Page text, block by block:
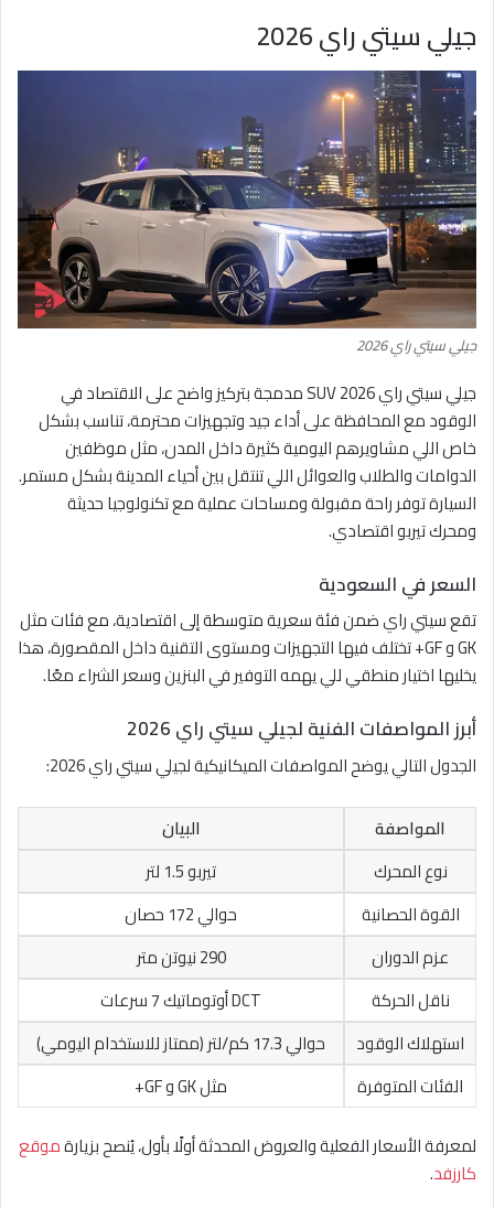
جيلي سيتي راي 2026
جيلي سيتي راي 2026
جيلي سيتي راي 2026 SUV مدمجة بتركيز واضح على الاقتصاد في
الوقود مع المحافظة على أداء جيد وتجهيزات محترمة، تناسب بشكل
خاص اللي مشاويرهم اليومية كثيرة داخل المدن، مثل موظفين
الدوامات والطلاب والعوائل اللي تنتقل بين أحياء المدينة بشكل مستمر.
السيارة توفر راحة مقبولة ومساحات عملية مع تكنولوجيا حديثة
ومحرك تيربو اقتصادي.
السعر في السعودية
تقع سيتي راي ضمن فئة سعرية متوسطة إلى اقتصادية، مع فئات مثل
GK و GF+ تختلف فيها التجهيزات ومستوى التقنية داخل المقصورة، هذا
يخليها اختيار منطقي للي يهمه التوفير في البنزين وسعر الشراء معًا.
أبرز المواصفات الفنية لجيلي سيتي راي 2026
الجدول التالي يوضح المواصفات الميكانيكية لجيلي سيتي راي 2026:
المواصفة
البيان
نوع المحرك
تيربو 1.5 لتر
القوة الحصانية
حوالي 172 حصان
عزم الدوران
290 نيوتن متر
ناقل الحركة
DCT أوتوماتيك 7 سرعات
استهلاك الوقود
حوالي 17.3 كم/لتر (ممتاز للاستخدام اليومي)
الفئات المتوفرة
مثل GK و GF+
لمعرفة الأسعار الفعلية والعروض المحدثة أولًا بأول، يُنصح بزيارةموقع
كارزفد.